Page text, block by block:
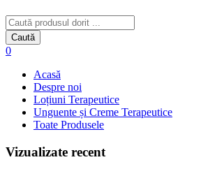
Caută
0
Acasă
Despre noi
Loțiuni Terapeutice
Unguente și Creme Terapeutice
Toate Produsele
Vizualizate recent